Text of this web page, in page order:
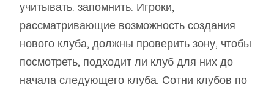
учитывать. запомнить. Игроки,
рассматривающие возможность создания
нового клуба, должны проверить зону, чтобы
посмотреть, подходит ли клуб для них до
начала следующего клуба. Сотни клубов по